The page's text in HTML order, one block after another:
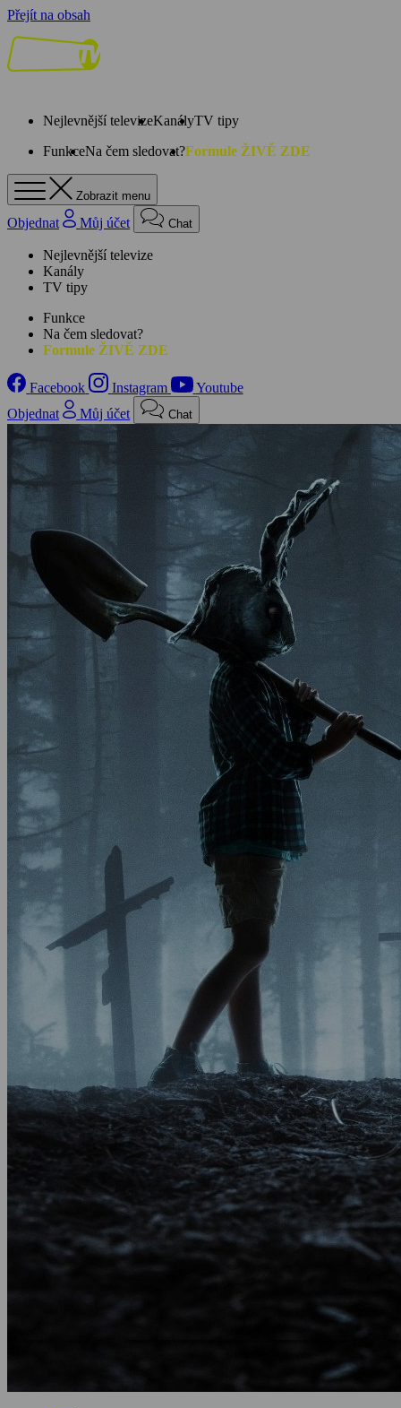
Přejít na obsah
Nejlevnější televizeKanályTV tipy
FunkceNa čem sledovat?Formule ŽIVĚ ZDE
Zobrazit menu
Objednat Můj účet Chat
Nejlevnější televize
Kanály
TV tipy
Funkce
Na čem sledovat?
Formule ŽIVĚ ZDE
Facebook Instagram
Youtube
Objednat
Můj účet Chat